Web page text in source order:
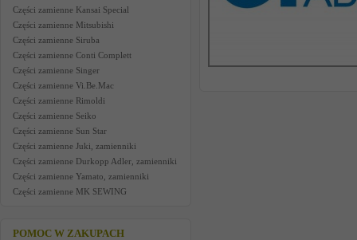
Części zamienne Kansai Special
Części zamienne Mitsubishi
Części zamienne Siruba
Części zamienne Conti Complett
Części zamienne Singer
Części zamienne Vi.Be.Mac
Części zamienne Rimoldi
Części zamienne Seiko
Części zamienne Sun Star
Części zamienne Juki, zamienniki
Części zamienne Durkopp Adler, zamienniki
Części zamienne Yamato, zamienniki
Części zamienne MK SEWING
POMOC W ZAKUPACH